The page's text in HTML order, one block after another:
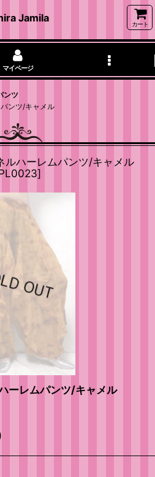
Jamila
カート
マイページ
ンツ
ンツ/キャメル
ルハーレムパンツ/キャメル
]
ーレムパンツ/キャメル